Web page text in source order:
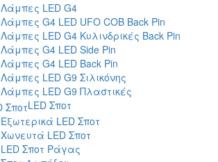
Λάμπες LED G4
Λάμπες G4 LED UFO COB Back Pin
Λάμπες LED G4 Κυλινδρικές Back Pin
Λάμπες G4 LED Side Pin
Λάμπες G4 LED Back Pin
Λάμπες LED G9 Σιλικόνης
Λάμπες LED G9 Πλαστικές
LED Σποτ
Εξωτερικά LED Σποτ
Χωνευτά LED Σποτ
LED Σποτ Ράγας